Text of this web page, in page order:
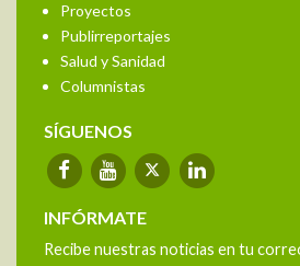
Proyectos
Publirreportajes
Salud y Sanidad
Columnistas
SÍGUENOS
INFÓRMATE
Recibe nuestras noticias en tu